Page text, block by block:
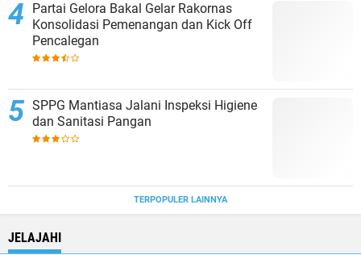
Partai Gelora Bakal Gelar Rakornas
Konsolidasi Pemenangan dan Kick Off
Pencalegan
SPPG Mantiasa Jalani Inspeksi Higiene
dan Sanitasi Pangan
TERPOPULER LAINNYA
JELAJAHI